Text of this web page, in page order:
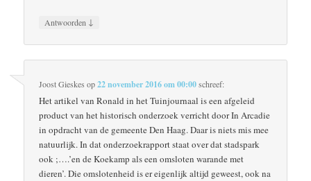
Antwoorden ↓
Joost Gieskes op22 november 2016 om 00:00schreef:
Het artikel van Ronald in het Tuinjournaal is een afgeleid
product van het historisch onderzoek verricht door In Arcadie
in opdracht van de gemeente Den Haag. Daar is niets mis mee
natuurlijk. In dat onderzoekrapport staat over dat stadspark
ook ;….’en de Koekamp als een omsloten warande met
dieren’. Die omslotenheid is er eigenlijk altijd geweest, ook na